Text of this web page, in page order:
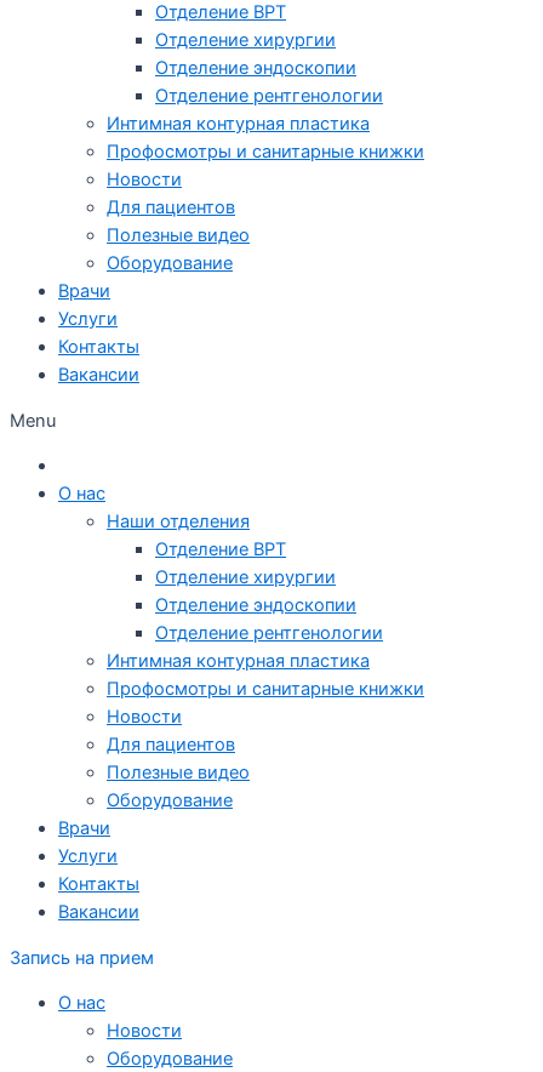
Отделение ВРТ
Отделение хирургии
Отделение эндоскопии
Отделение рентгенологии
Интимная контурная пластика
Профосмотры и санитарные книжки
Новости
Для пациентов
Полезные видео
Оборудование
Врачи
Услуги
Контакты
Вакансии
Menu
О нас
Наши отделения
Отделение ВРТ
Отделение хирургии
Отделение эндоскопии
Отделение рентгенологии
Интимная контурная пластика
Профосмотры и санитарные книжки
Новости
Для пациентов
Полезные видео
Оборудование
Врачи
Услуги
Контакты
Вакансии
Запись на прием
О нас
Новости
Оборудование